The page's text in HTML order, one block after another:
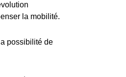
la mobilité.
possibilité de